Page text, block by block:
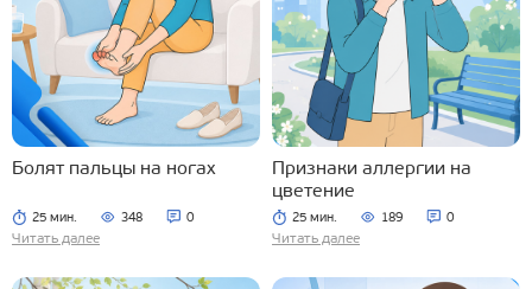
Болят пальцы на ногах
25 мин. 348 0
Читать далее
Признаки аллергии на
цветение
25 мин. 189 0
Читать далее